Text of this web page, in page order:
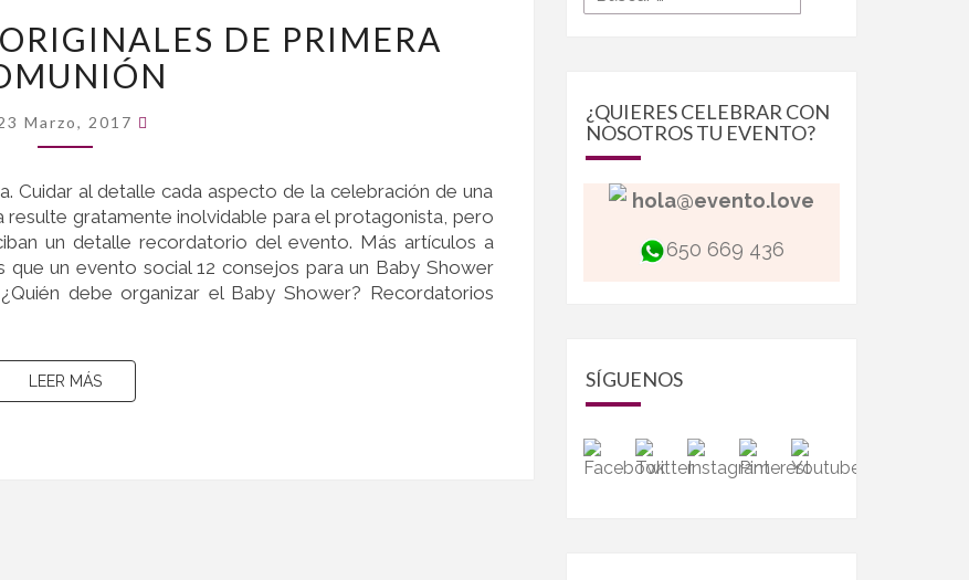
ORIGINALES
DE
PRIMERA
COMUNIÓN
DE PRIMERA
Marzo, 2017
Cuidar al detalle cada aspecto de la celebración de una
gratamente inolvidable para el protagonista, pero
un detalle recordatorio del evento. Más artículos a
un evento social 12 consejos para un Baby Shower
debe organizar el Baby Shower? Recordatorios
LEER MÁSLEER MÁS
por:
¿QUIERES CELEBRAR CON
NOSOTROS TU EVENTO?
hola@evento.love
650 669 436
SÍGUENOS